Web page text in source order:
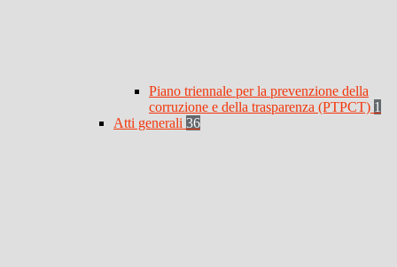
Piano triennale per la prevenzione della
corruzione e della trasparenza (PTPCT) 1
Atti generali 36